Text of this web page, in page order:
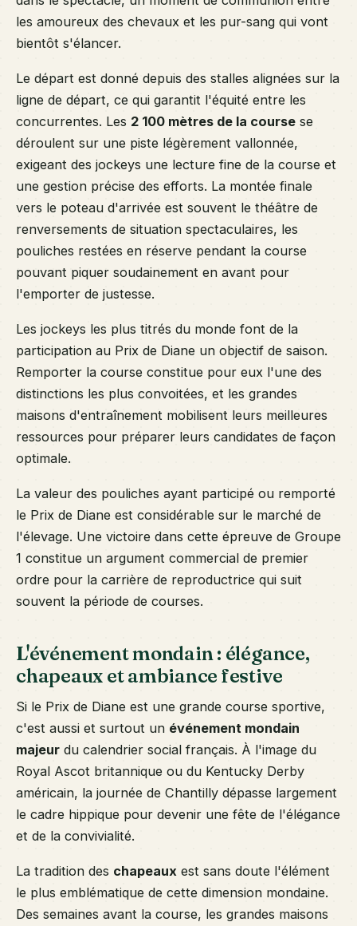
les amoureux des chevaux et les pur-sang qui vont
bientôt s'élancer.
Le départ est donné depuis des stalles alignées sur la
ligne de départ, ce qui garantit l'équité entre les
concurrentes. Les 2 100 mètres de la course se
déroulent sur une piste légèrement vallonnée,
exigeant des jockeys une lecture fine de la course et
une gestion précise des efforts. La montée finale
vers le poteau d'arrivée est souvent le théâtre de
renversements de situation spectaculaires, les
pouliches restées en réserve pendant la course
pouvant piquer soudainement en avant pour
l'emporter de justesse.
Les jockeys les plus titrés du monde font de la
participation au Prix de Diane un objectif de saison.
Remporter la course constitue pour eux l'une des
distinctions les plus convoitées, et les grandes
maisons d'entraînement mobilisent leurs meilleures
ressources pour préparer leurs candidates de façon
optimale.
La valeur des pouliches ayant participé ou remporté
le Prix de Diane est considérable sur le marché de
l'élevage. Une victoire dans cette épreuve de Groupe
1 constitue un argument commercial de premier
ordre pour la carrière de reproductrice qui suit
souvent la période de courses.
L'événement mondain : élégance,
chapeaux et ambiance festive
Si le Prix de Diane est une grande course sportive,
c'est aussi et surtout un événement mondain
majeur du calendrier social français. À l'image du
Royal Ascot britannique ou du Kentucky Derby
américain, la journée de Chantilly dépasse largement
le cadre hippique pour devenir une fête de l'élégance
et de la convivialité.
La tradition des chapeaux est sans doute l'élément
le plus emblématique de cette dimension mondaine.
Des semaines avant la course, les grandes maisons